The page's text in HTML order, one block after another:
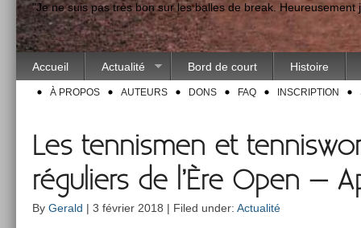
"Je ne suis pas très bon sur les balles de break.
Accueil Actualité Bord de court Histoire
À PROPOS AUTEURS DONS FAQ INSCRIPTION
Les tennismen et
réguliers de l’Ère Open –
By Gerald | 3 février 2018 | Filed under: Actualité